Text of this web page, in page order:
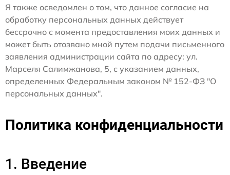
Я также осведомлен о том, что данное согласие на
обработку персональных данных действует
бессрочно с момента предоставления моих данных и
может быть отозвано мной путем подачи письменного
заявления администрации сайта по адресу: ул.
Марселя Салимжанова, 5, с указанием данных,
определенных Федеральным законом № 152-ФЗ "О
персональных данных".
Политика конфиденциальности
1. Введение